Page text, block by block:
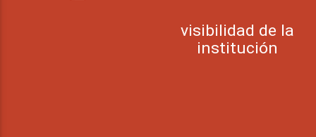
visibilidad de la
institución